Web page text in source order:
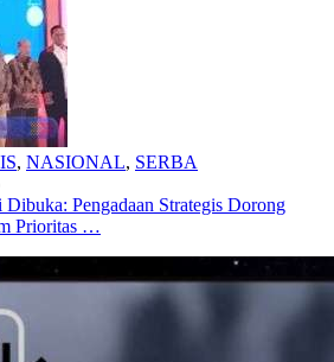
, NASIONAL, SERBA
Pengadaan Strategis Dorong
Prioritas …